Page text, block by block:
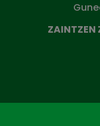
ZAINTZEN